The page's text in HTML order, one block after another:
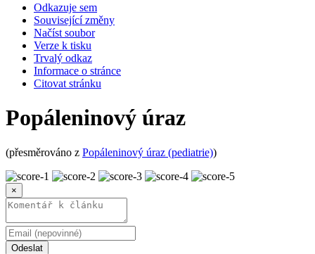
Odkazuje sem
Související změny
Načíst soubor
Verze k tisku
Trvalý odkaz
Informace o stránce
Citovat stránku
Popáleninový úraz
(přesměrováno z Popáleninový úraz (pediatrie))
×
Odeslat